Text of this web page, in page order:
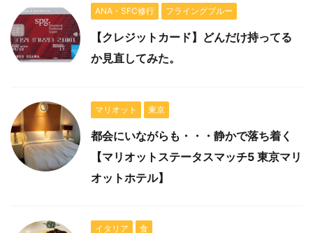
ANA・SFC修行 フライングブルー
【クレジットカード】どんだけ持ってる
か見直してみた。
マリオット 東京
都会にいながらも・・・静かで落ち着く
【マリオットステータスマッチ5 東京マリ
オットホテル】
イタリア 食